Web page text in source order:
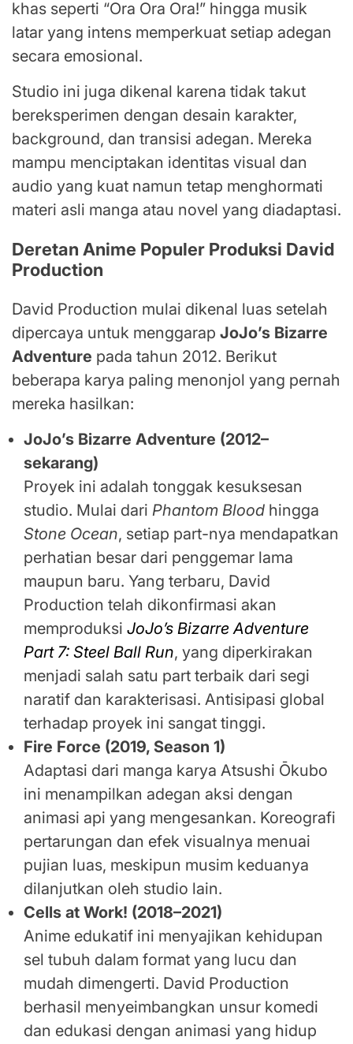
khas seperti “Ora Ora Ora!” hingga musik
latar yang intens memperkuat setiap adegan
secara emosional.
Studio ini juga dikenal karena tidak takut
bereksperimen dengan desain karakter,
background, dan transisi adegan. Mereka
mampu menciptakan identitas visual dan
audio yang kuat namun tetap menghormati
materi asli manga atau novel yang diadaptasi.
Deretan Anime Populer Produksi David
Production
David Production mulai dikenal luas setelah
dipercaya untuk menggarap JoJo’s Bizarre
Adventure pada tahun 2012. Berikut
beberapa karya paling menonjol yang pernah
mereka hasilkan:
JoJo’s Bizarre Adventure (2012–
sekarang)
Proyek ini adalah tonggak kesuksesan
studio. Mulai dari Phantom Blood hingga
Stone Ocean, setiap part-nya mendapatkan
perhatian besar dari penggemar lama
maupun baru. Yang terbaru, David
Production telah dikonfirmasi akan
memproduksi JoJo’s Bizarre Adventure
Part 7: Steel Ball Run, yang diperkirakan
menjadi salah satu part terbaik dari segi
naratif dan karakterisasi. Antisipasi global
terhadap proyek ini sangat tinggi.
Fire Force (2019, Season 1)
Adaptasi dari manga karya Atsushi Ōkubo
ini menampilkan adegan aksi dengan
animasi api yang mengesankan. Koreografi
pertarungan dan efek visualnya menuai
pujian luas, meskipun musim keduanya
dilanjutkan oleh studio lain.
Cells at Work! (2018–2021)
Anime edukatif ini menyajikan kehidupan
sel tubuh dalam format yang lucu dan
mudah dimengerti. David Production
berhasil menyeimbangkan unsur komedi
dan edukasi dengan animasi yang hidup